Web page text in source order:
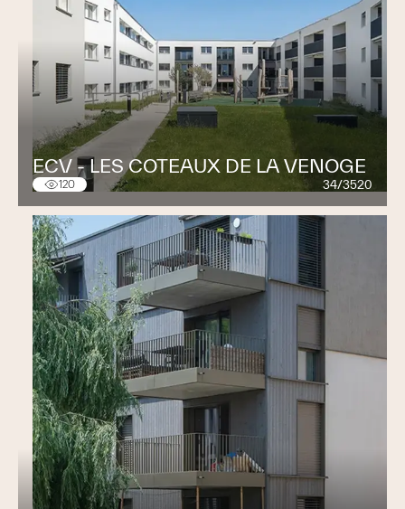
ECV - LES COTEAUX DE LA VENOGE
120 34/3520